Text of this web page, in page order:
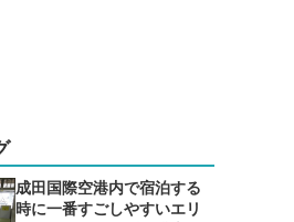
成田国際空港内で宿泊する
時に一番すごしやすいエリ